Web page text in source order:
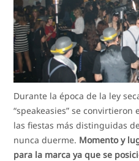
Durante la época de la ley
“speakeasies” se
las fiestas más distinguidas
nunca duerme. Momento y
para la marca ya que se